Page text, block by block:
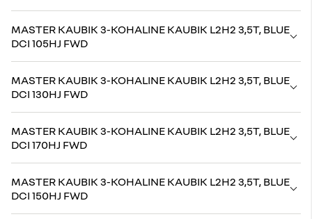
MASTER KAUBIK 3-KOHALINE KAUBIK L2H2 3,5T, BLUE
DCI 105HJ FWD
MASTER KAUBIK 3-KOHALINE KAUBIK L2H2 3,5T, BLUE
DCI 130HJ FWD
MASTER KAUBIK 3-KOHALINE KAUBIK L2H2 3,5T, BLUE
DCI 170HJ FWD
MASTER KAUBIK 3-KOHALINE KAUBIK L2H2 3,5T, BLUE
DCI 150HJ FWD